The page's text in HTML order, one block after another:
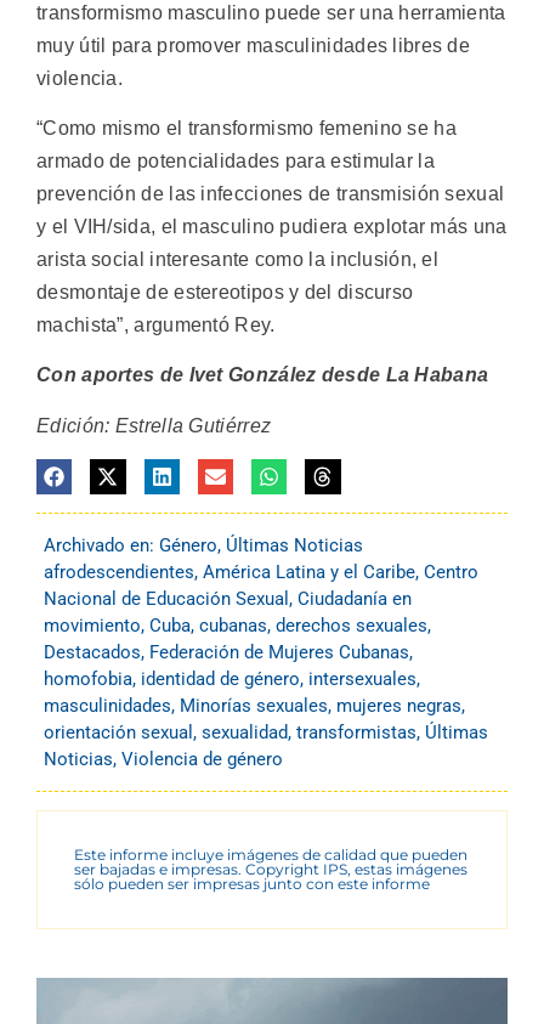
transformismo masculino puede ser una herramienta
muy útil para promover masculinidades libres de
violencia.
“Como mismo el transformismo femenino se ha
armado de potencialidades para estimular la
prevención de las infecciones de transmisión sexual
y el VIH/sida, el masculino pudiera explotar más una
arista social interesante como la inclusión, el
desmontaje de estereotipos y del discurso
machista”, argumentó Rey.
Con aportes de Ivet González desde La Habana
Edición: Estrella Gutiérrez
Archivado en: Género, Últimas Noticias
afrodescendientes, América Latina y el Caribe, Centro
Nacional de Educación Sexual , Ciudadanía en
movimiento, Cuba, cubanas, derechos sexuales,
Destacados, Federación de Mujeres Cubanas,
homofobia, identidad de género, intersexuales,
masculinidades, Minorías sexuales, mujeres negras,
orientación sexual , sexualidad, transformistas, Últimas
Noticias, Violencia de género
Este informe incluye imágenes de calidad que pueden
ser bajadas e impresas. Copyright IPS, estas imágenes
sólo pueden ser impresas junto con este informe